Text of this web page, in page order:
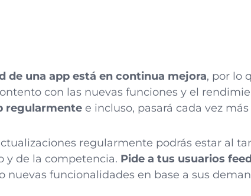
de una app está en continua mejora, por lo
con las nuevas funciones y el
regularmente e incluso, pasará cada vez
regularmente podrás estar al
y de la competencia. Pide a tus usuarios
nuevas funcionalidades en base a sus